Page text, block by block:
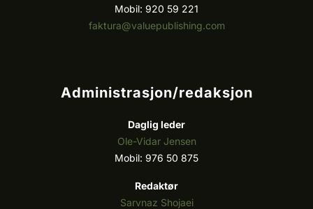
Mobil: 920 59 221
faktura@valuepublishing.com
Administrasjon/redaksjon
Daglig leder
Ole-Vidar Jensen
Mobil: 976 50 875
Redaktør
Sarvnaz Shojaei